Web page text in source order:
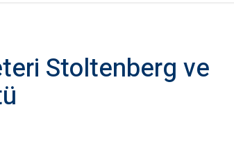
Stoltenberg ve